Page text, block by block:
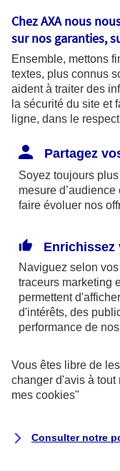
Coordonnées
prudentiel et
Place de
Paris Cedex
recours et de
disponibles sur
AXA France
mandataires
246 et n°13
sur
AXA
S.A au capital
Siège social :
8-10, rue Paul
Chez AXA nous
sur nos garanties,
Ensemble, mettons
textes, plus connus
aident à traiter des
la sécurité du site et
ligne, dans le
Partagez
Soyez toujours
mesure
faire évoluer nos
Enrichissez
Naviguez selon
traceurs marketing
permettent
d'intérêts, des
performance de
Vous êtes libre de
changer d'avis à tout
mes cookies"
Consulter notre